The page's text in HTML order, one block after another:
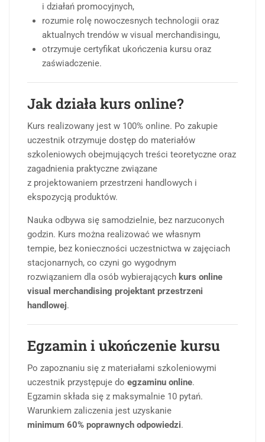
i działań promocyjnych,
rozumie rolę nowoczesnych technologii oraz
aktualnych trendów w visual merchandisingu,
otrzymuje certyfikat ukończenia kursu oraz
zaświadczenie.
Jak działa kurs online?
Kurs realizowany jest w 100% online. Po zakupie
uczestnik otrzymuje dostęp do materiałów
szkoleniowych obejmujących treści teoretyczne oraz
zagadnienia praktyczne związane
z projektowaniem przestrzeni handlowych i
ekspozycją produktów.
Nauka odbywa się samodzielnie, bez narzuconych
godzin. Kurs można realizować we własnym
tempie, bez konieczności uczestnictwa w zajęciach
stacjonarnych, co czyni go wygodnym
rozwiązaniem dla osób wybierających kurs online
visual merchandising projektant przestrzeni
handlowej.
Egzamin i ukończenie kursu
Po zapoznaniu się z materiałami szkoleniowymi
uczestnik przystępuje do egzaminu online.
Egzamin składa się z maksymalnie 10 pytań.
Warunkiem zaliczenia jest uzyskanie
minimum 60% poprawnych odpowiedzi.